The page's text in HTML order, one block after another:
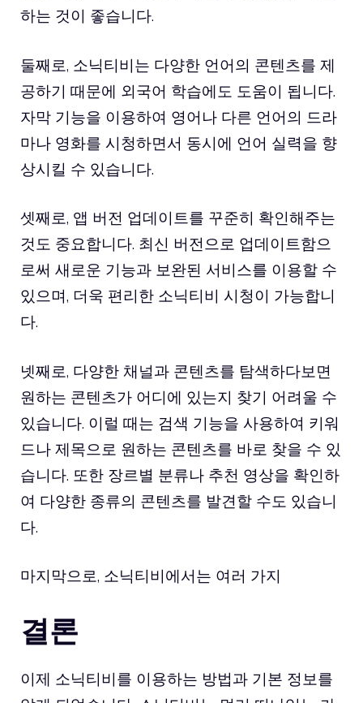
하는 것이 좋습니다.
둘째로, 소닉티비는 다양한 언어의 콘텐츠를 제
공하기 때문에 외국어 학습에도 도움이 됩니다.
자막 기능을 이용하여 영어나 다른 언어의 드라
마나 영화를 시청하면서 동시에 언어 실력을 향
상시킬 수 있습니다.
셋째로, 앱 버전 업데이트를 꾸준히 확인해주는
것도 중요합니다. 최신 버전으로 업데이트함으
로써 새로운 기능과 보완된 서비스를 이용할 수
있으며, 더욱 편리한 소닉티비 시청이 가능합니
다.
넷째로, 다양한 채널과 콘텐츠를 탐색하다보면
원하는 콘텐츠가 어디에 있는지 찾기 어려울 수
있습니다. 이럴 때는 검색 기능을 사용하여 키워
드나 제목으로 원하는 콘텐츠를 바로 찾을 수 있
습니다. 또한 장르별 분류나 추천 영상을 확인하
여 다양한 종류의 콘텐츠를 발견할 수도 있습니
다.
마지막으로, 소닉티비에서는 여러 가지
결론
이제 소닉티비를 이용하는 방법과 기본 정보를